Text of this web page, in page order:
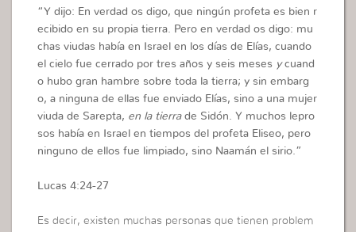
“Y dijo: En verdad os digo, que ningún profeta es bien r
ecibido en su propia tierra. Pero en verdad os digo: mu
chas viudas había en Israel en los días de Elías, cuando
el cielo fue cerrado por tres años y seis meses ycuand
o hubo gran hambre sobre toda la tierra; y sin embarg
o, a ninguna de ellas fue enviado Elías, sino a una mujer
viuda de Sarepta, en la tierrade Sidón. Y muchos lepro
sos había en Israel en tiempos del profeta Eliseo, pero
ninguno de ellos fue limpiado, sino Naamán el sirio.”
Lucas 4:24-27
Es decir, existen muchas personas que tienen problem